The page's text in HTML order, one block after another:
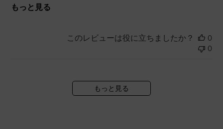
もっと見る
このレビューは役に立ちましたか？
0
0
もっと見る